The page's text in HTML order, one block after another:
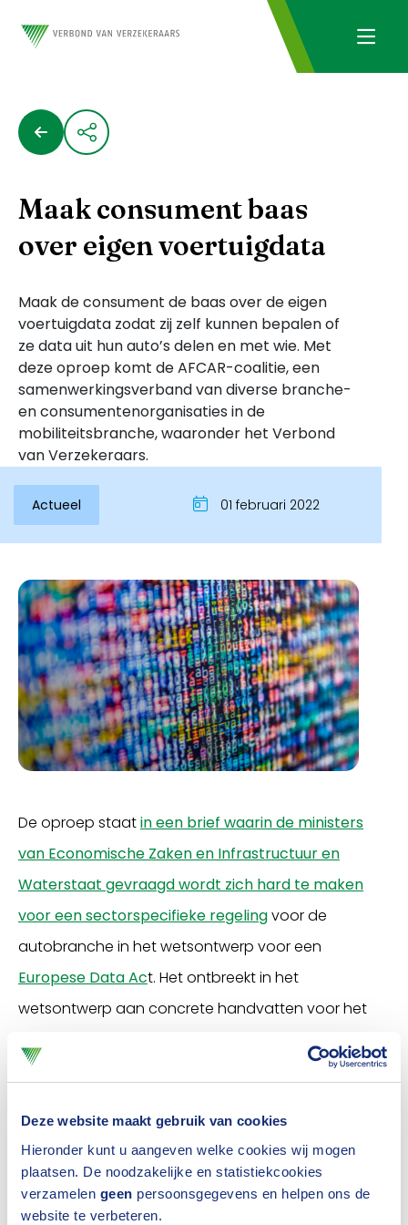
Deze website maakt gebruik van cookies
Hieronder kunt u aangeven welke cookies wij mogen
plaatsen. De noodzakelijke en statistiekcookies
verzamelen geen persoonsgegevens en helpen ons de
website te verbeteren.
Inloggen
Maak consument baas
over eigen voertuigdata
Maak de consument de baas over de eigen
voertuigdata zodat zij zelf kunnen bepalen of
ze data uit hun auto’s delen en met wie. Met
deze oproep komt de AFCAR-coalitie, een
samenwerkingsverband van diverse branche-
en consumentenorganisaties in de
mobiliteitsbranche, waaronder het Verbond
van Verzekeraars.
Actueel 01 februari 2022
De oproep staatin een brief waarin de ministers
van Economische Zaken en Infrastructuur en
Waterstaat gevraagd wordt zich hard te maken
voor een sectorspecifieke regelingvoor de
autobranche in het wetsontwerp voor een
Europese Data Act. Het ontbreekt in het
wetsontwerp aan concrete handvatten voor het
Steeds meer auto’s leggen namelijk gegevens vast
bestuurder. Deze gegevens worden via een
dataverbinding doorgestuurd naar de
autofabrikant, vaak zonder dat de autobezitter dat